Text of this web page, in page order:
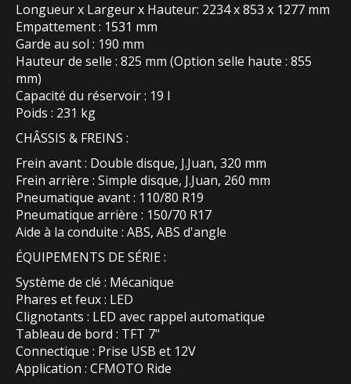
Longueur x Largeur x Hauteur: 2234 x 853 x 1277 mm
Empattement : 1531 mm
Garde au sol : 190 mm
Hauteur de selle : 825 mm (Option selle haute : 855
mm)
Capacité du réservoir : 19 l
Poids : 231 kg
CHÂSSIS & FREINS :
Frein avant : Double disque, J.Juan, 320 mm
Frein arrière : Simple disque, J.Juan, 260 mm
Pneumatique avant : 110/80 R19
Pneumatique arrière : 150/70 R17
Aide à la conduite : ABS, ABS d'angle
ÉQUIPEMENTS DE SÉRIE :
Système de clé : Mécanique
Phares et feux : LED
Clignotants : LED avec rappel automatique
Tableau de bord : TFT 7"
Connectique : Prise USB et 12V
Application : CFMOTO Ride